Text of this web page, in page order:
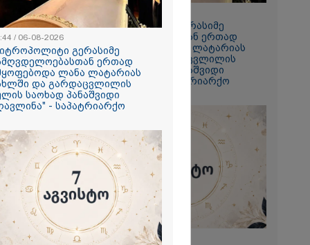
ემუქრება ნია
მას
08:44 / 06-08-2026
"მიტროპოლიტი გერასიმე
სამღვდელოებასთან ერთად
იმყოფებოდა ლანა ლატარიას
სახლში და გარდაცვლილის
სულის საოხად პანაშვიდი
აღავლინა" - საპატრიარქო
23:22 / 06-08-2026
/ 06-08-2026
გერასიმე
ერთად
ლანა ლატარიას
და გარდაცვლილის
საოხად პანაშვიდი
- საპატრიარქო